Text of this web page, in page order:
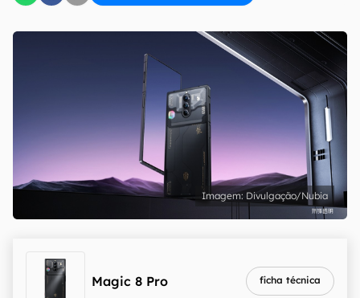
Uso e Política de Privacidade do Canaltech.
Divulgação/Nubia
Magic 8 Pro ficha técnica